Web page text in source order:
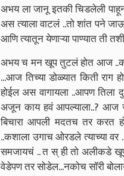
अभय ला जानू इतकी चिडलेली
अस त्याला वाटलं ..तो शांत पने
आणि त्यातून येणाऱ्या पाण्यात ती
अभय च मन खूप तुटलं होत आज ..का
...आज तिच्या डोळ्यात किती
होईल अस वागायला ..आपण
अजून काय हवं आपल्याला..?आज
बिचारा आपली मदतच तर करत
..कशाला उगाच ओरडले त्याच्या वर
समजायचं .. त स् ही तो अलीकडे
वेडेपण तर सोडेल...नकोच सॉरी